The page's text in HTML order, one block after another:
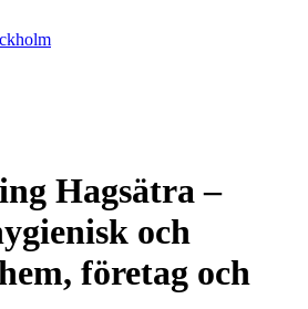
Hagsätra –
och
företag och